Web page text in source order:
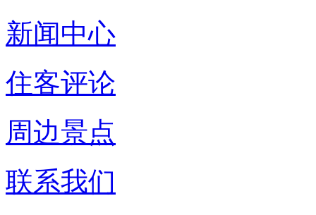
新闻中心
住客评论
周边景点
联系我们